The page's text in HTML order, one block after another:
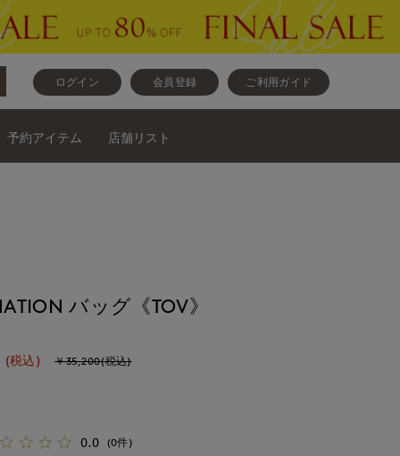
ログイン 会員登録 ご利用ガイド
予約アイテム 店舗リスト
バッグ《TOV》
(税込) ￥35,200(税込)
0.0 (0件)